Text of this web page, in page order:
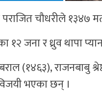
चौधरीले १३४७
१२ जना र ध्रुव थापा
(१४६३), राजनबाबु
भएका छन् ।